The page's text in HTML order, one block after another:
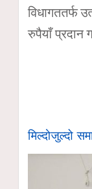
विधागततर्फ
रुपैयाँ
मिल्दोजुल्दो